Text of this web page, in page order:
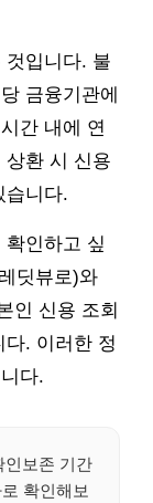
것입니다. 불
금융기관에
간 내에 연
상환 시 신용
습니다.
인하고 싶
딧뷰로)와
인 신용 조회
. 이러한 정
다.
인보존 기간
확인해보